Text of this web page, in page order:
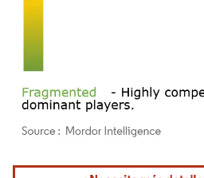
Imagen © Mordor Intelligence. El uso